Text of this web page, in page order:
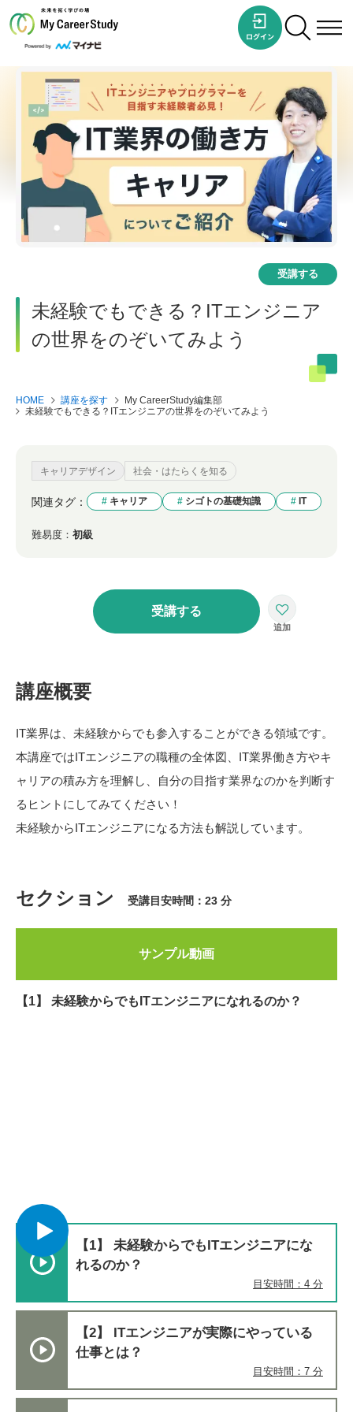
受講する
未経験でもできる？ITエンジニア
の世界をのぞいてみよう
HOME 講座を探す
My CareerStudy編集部
未経験でもできる？ITエンジニアの世界をのぞいてみよう
キャリアデザイン 社会・はたらくを知る
関連タグ： キャリア シゴトの基礎知識 IT
難易度： 初級
受講する
講座概要
IT業界は、未経験からでも参入することができる領域です。
本講座ではITエンジニアの職種の全体図、IT業界働き方やキ
ャリアの積み方を理解し、自分の目指す業界なのかを判断す
るヒントにしてみてください！
未経験からITエンジニアになる方法も解説しています。
セクション 受講目安時間：23 分
【1】 未経験からでもITエンジニアにな
れるのか？
目安時間：4 分
【2】 ITエンジニアが実際にやっている
仕事とは？​
目安時間：7 分
サンプル動画
【1】 未経験からでもITエンジニアになれるのか？